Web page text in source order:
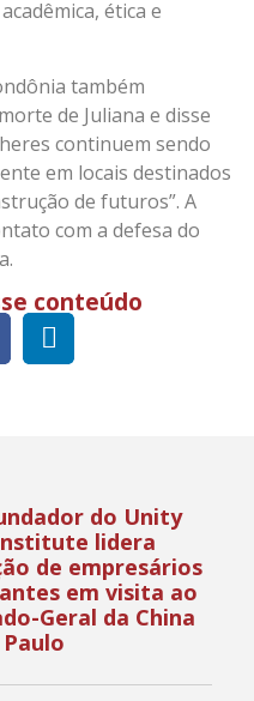
ética e
também
de Juliana e disse
continuem sendo
em locais destinados
de futuros”. A
com a defesa do
conteúdo
do Unity
lidera
de empresários
em visita ao
Geral da China